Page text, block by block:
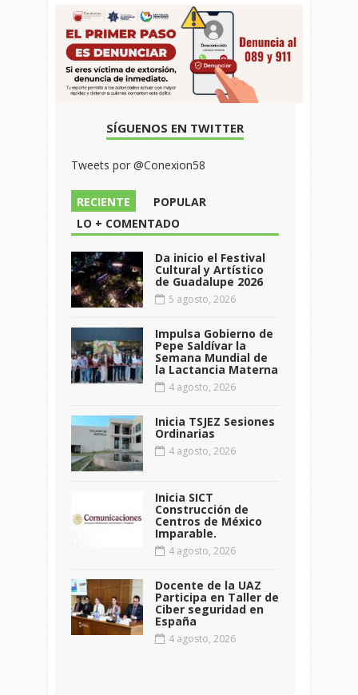
SÍGUENOS EN TWITTER
Tweets por @Conexion58
RECIENTE
POPULAR
LO + COMENTADO
Da inicio el Festival
Cultural y Artístico
de Guadalupe 2026
5 agosto, 2026
Impulsa Gobierno de
Pepe Saldívar la
Semana Mundial de
la Lactancia Materna
4 agosto, 2026
Inicia TSJEZ Sesiones
Ordinarias
4 agosto, 2026
Inicia SICT
Construcción de
Centros de México
Imparable.
4 agosto, 2026
Docente de la UAZ
Participa en Taller de
Ciber seguridad en
España
4 agosto, 2026